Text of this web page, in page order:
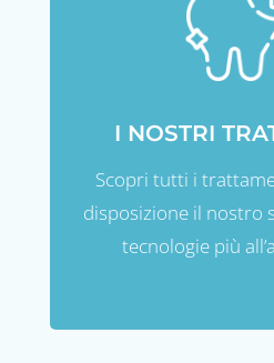
I NOSTRI
Scopri tutti i
disposizione il nostro
tecnologie più